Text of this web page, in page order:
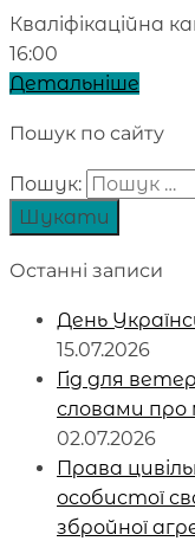
Кваліфікаційна
16:00
Детальніше
Пошук по сайту
Пошук:
Останні записи
День
15.07.2026
Гід для
словами про
02.07.2026
Права
особистої
збройної